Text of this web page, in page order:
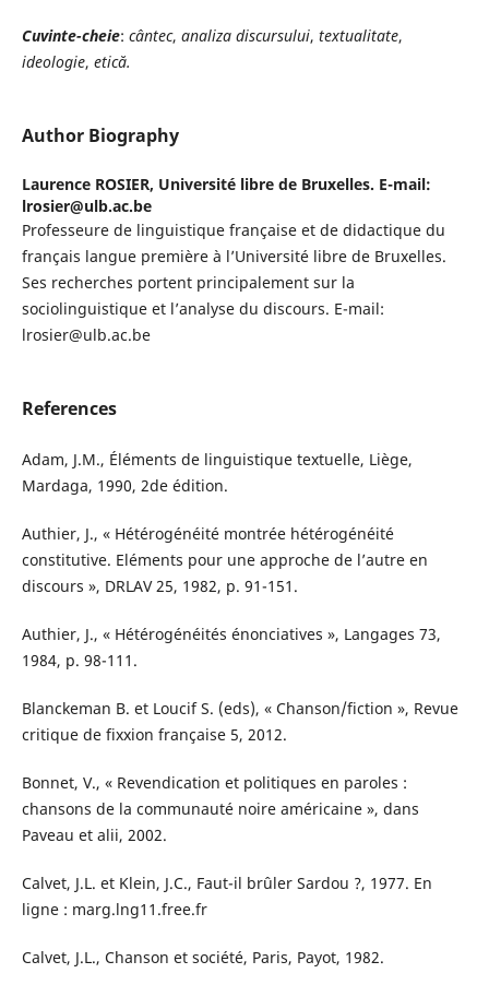
Cuvinte-cheie: cântec, analiza discursului, textualitate,
ideologie, etică.
Author Biography
Laurence ROSIER, Université libre de Bruxelles. E-mail:
lrosier@ulb.ac.be
Professeure de linguistique française et de didactique du
français langue première à l’Université libre de Bruxelles.
Ses recherches portent principalement sur la
sociolinguistique et l’analyse du discours. E-mail:
lrosier@ulb.ac.be
References
Adam, J.M., Éléments de linguistique textuelle, Liège,
Mardaga, 1990, 2de édition.
Authier, J., « Hétérogénéité montrée hétérogénéité
constitutive. Eléments pour une approche de l’autre en
discours », DRLAV 25, 1982, p. 91-151.
Authier, J., « Hétérogénéités énonciatives », Langages 73,
1984, p. 98-111.
Blanckeman B. et Loucif S. (eds), « Chanson/fiction », Revue
critique de fixxion française 5, 2012.
Bonnet, V., « Revendication et politiques en paroles :
chansons de la communauté noire américaine », dans
Paveau et alii, 2002.
Calvet, J.L. et Klein, J.C., Faut-il brûler Sardou ?, 1977. En
ligne : marg.lng11.free.fr
Calvet, J.L., Chanson et société, Paris, Payot, 1982.